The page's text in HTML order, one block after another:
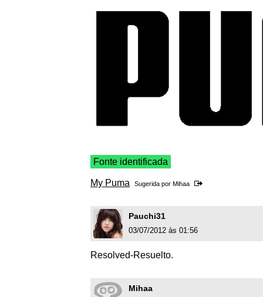
Fonte identificada
My Puma Sugerida por Mihaa
Pauchi31
03/07/2012 às 01:56
Resolved-Resuelto.
Mihaa